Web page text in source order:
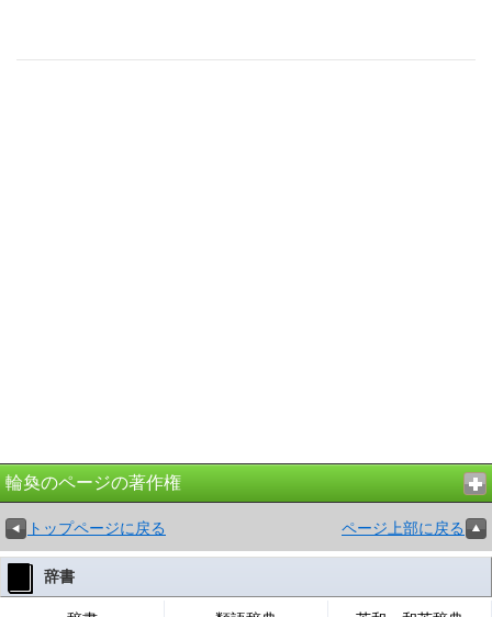
輪奐のページの著作権
トップページに戻る ページ上部に戻る
辞書